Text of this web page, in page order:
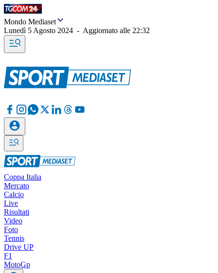
Mondo Mediaset
Lunedì 5 Agosto 2024 - Aggiornato alle 22:32
Coppa Italia
Mercato
Calcio
Live
Risultati
Video
Foto
Tennis
Drive UP
F1
MotoGp